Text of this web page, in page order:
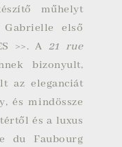
műhelyt
Gabrielle első
>>. A 21 rue
bizonyult,
az eleganciát
és mindössze
és a luxus
du Faubourg